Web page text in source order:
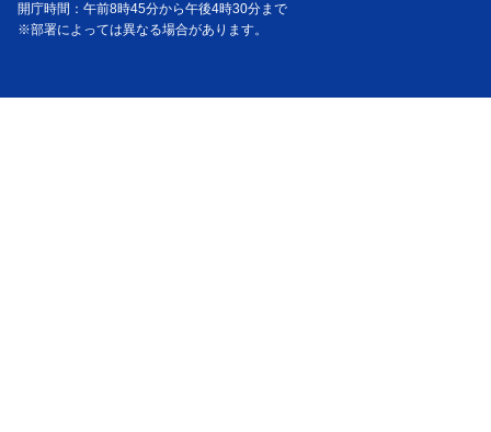
開庁時間：午前8時45分から午後4時30分まで
※部署によっては異なる場合があります。